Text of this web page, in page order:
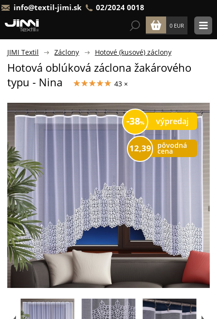
info@textil-jimi.sk 02/2024 0018
0 EUR
JIMI Textil Záclony Hotové (kusové) záclony
Hotová oblúková záclona žakárového
typu - Nina
43 ×
výpredaj
38
pôvodná
cena
12,39